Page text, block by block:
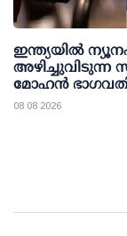
ഇന്ത്യയില്‍
മോഹന്‍
08 08 2026